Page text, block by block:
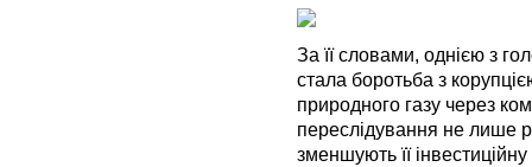
За її словами, однією з
стала боротьба з
природного газу через
переслідування не лише
зменшують її